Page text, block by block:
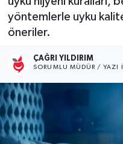
yöntemlerle uyku
öneriler.
ÇAĞRI YILDIRIM
SORUMLU MÜDÜR / YAZI
Kültür Sanat
Magazin
Medya
Politika